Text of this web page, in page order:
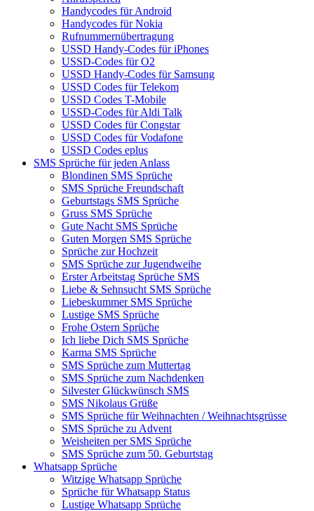
Handycodes für Android
Handycodes für Nokia
Rufnummernübertragung
USSD Handy-Codes für iPhones
USSD-Codes für O2
USSD Handy-Codes für Samsung
USSD Codes für Telekom
USSD Codes T-Mobile
USSD-Codes für Aldi Talk
USSD Codes für Congstar
USSD Codes für Vodafone
USSD Codes eplus
SMS Sprüche für jeden Anlass
Blondinen SMS Sprüche
SMS Sprüche Freundschaft
Geburtstags SMS Sprüche
Gruss SMS Sprüche
Gute Nacht SMS Sprüche
Guten Morgen SMS Sprüche
Sprüche zur Hochzeit
SMS Sprüche zur Jugendweihe
Erster Arbeitstag Sprüche SMS
Liebe & Sehnsucht SMS Sprüche
Liebeskummer SMS Sprüche
Lustige SMS Sprüche
Frohe Ostern Sprüche
Ich liebe Dich SMS Sprüche
Karma SMS Sprüche
SMS Sprüche zum Muttertag
SMS Sprüche zum Nachdenken
Silvester Glückwünsch SMS
SMS Nikolaus Grüße
SMS Sprüche für Weihnachten / Weihnachtsgrüsse
SMS Sprüche zu Advent
Weisheiten per SMS Sprüche
SMS Sprüche zum 50. Geburtstag
Whatsapp Sprüche
Witzige Whatsapp Sprüche
Sprüche für Whatsapp Status
Lustige Whatsapp Sprüche